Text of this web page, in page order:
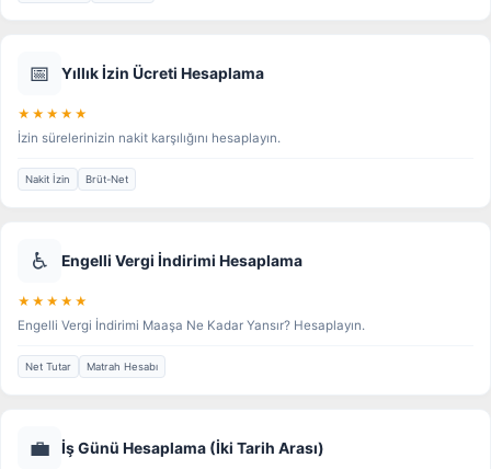
📅 Yıllık İzin Ücreti Hesaplama
★★★★★
İzin sürelerinizin nakit karşılığını hesaplayın.
Nakit İzin Brüt-Net
♿ Engelli Vergi İndirimi Hesaplama
★★★★★
Engelli Vergi İndirimi Maaşa Ne Kadar Yansır? Hesaplayın.
Net Tutar Matrah Hesabı
💼 İş Günü Hesaplama (İki Tarih Arası)